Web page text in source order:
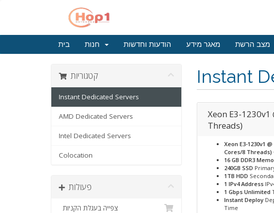
בית הודעות וחדשות מאגר מידע מצב הרשת
Instant קטגוריות
Instant Dedicated Servers
AMD Dedicated Servers
Intel Dedicated Servers
Colocation
פעולות
צפייה בעגלת הקניות
Xeon E3-1230v1
Threads)
Xeon E3-1230v1
Cores/8 Threads)
16 GB DDR3
240GB SSD
1TB HDD
1 IPv4 Address
1 Gbps Unlimited
Instant Deploy
Time